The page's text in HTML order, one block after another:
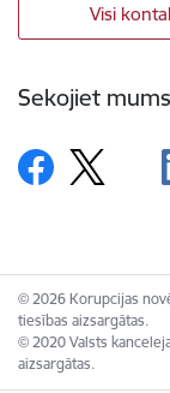
Visi
Sekojiet mums
© 2026 Korupcijas
tiesības aizsargātas.
© 2020 Valsts
aizsargātas.